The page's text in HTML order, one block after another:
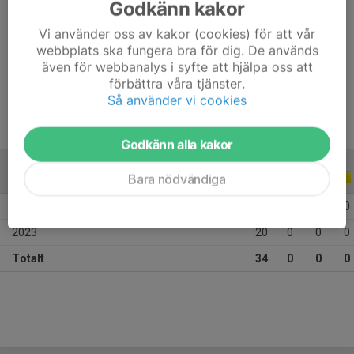
Längd
182 cm
63 kg
ALLA ÅR
0
2023 20 0 0 0
Totalt 34 0 0 0
Godkänn kakor
Vi använder oss av kakor (cookies) för att vår
webbplats ska fungera bra för dig. De används
även för webbanalys i syfte att hjälpa oss att
förbättra våra tjänster.
Så använder vi cookies
Godkänn alla kakor
Bara nödvändiga